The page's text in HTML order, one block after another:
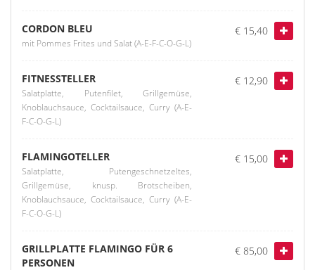
CORDON BLEU
mit Pommes Frites und Salat (A-E-F-C-O-G-L)
€ 15,40
FITNESSTELLER
Salatplatte, Putenfilet, Grillgemüse,
Knoblauchsauce, Cocktailsauce, Curry (A-E-
F-C-O-G-L)
€ 12,90
FLAMINGOTELLER
Salatplatte, Putengeschnetzeltes,
Grillgemüse, knusp. Brotscheiben,
Knoblauchsauce, Cocktailsauce, Curry (A-E-
F-C-O-G-L)
€ 15,00
GRILLPLATTE FLAMINGO FÜR 6
PERSONEN
€ 85,00